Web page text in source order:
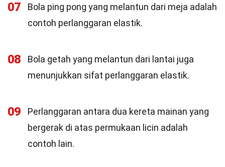
07
Bola ping pong yang melantun dari meja adalah
contoh perlanggaran elastik.
08
Bola getah yang melantun dari lantai juga
menunjukkan sifat perlanggaran elastik.
09
Perlanggaran antara dua kereta mainan yang
bergerak di atas permukaan licin adalah
contoh lain.